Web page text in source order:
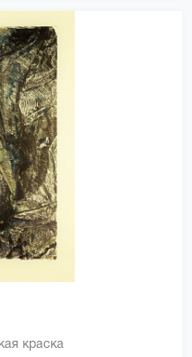
краска